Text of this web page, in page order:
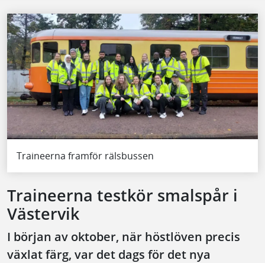
Traineerna framför rälsbussen
Traineerna testkör smalspår i
Västervik
I början av oktober, när höstlöven precis
växlat färg, var det dags för det nya